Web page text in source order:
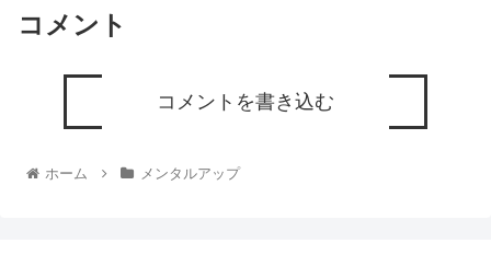
コメント
コメントを書き込む
ホーム メンタルアップ